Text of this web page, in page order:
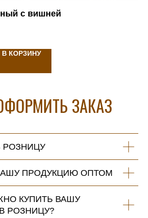
с вишней
В КОРЗИНУ
ЗАКАЗ
РОЗНИЦУ
ПРОДУКЦИЮ ОПТОМ
КУПИТЬ ВАШУ
РОЗНИЦУ?